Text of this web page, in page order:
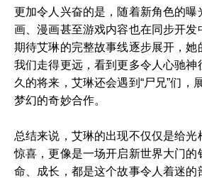
更加令人兴奋的是，随着新角色的曝
画、漫画甚至游戏内容也在同步开发
期待艾琳的完整故事线逐步展开，她
我们走得更远，看到更多令人心驰神
久的将来，艾琳还会遇到“尸兄”们，
梦幻的奇妙合作。
总结来说，艾琳的出现不仅仅是给光
惊喜，更像是一场开启新世界大门的
命、成长，都是这个故事令人着迷的